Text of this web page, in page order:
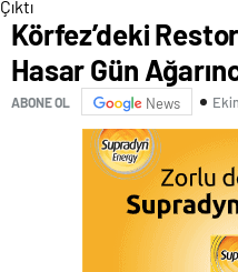
Körfez’deki
Hasar Gün
ABONE OL News